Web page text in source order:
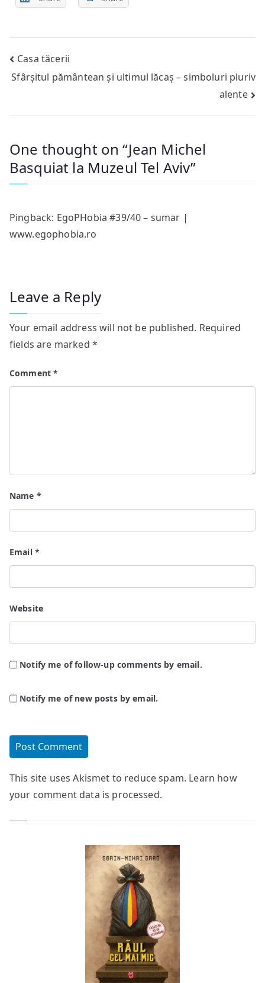
Post
navigation
Casa tăcerii
Sfârșitul pământean și ultimul lăcaș – simboluri pluriv
alente
One thought on “Jean Michel
Basquiat la Muzeul Tel Aviv”
Pingback: EgoPHobia #39/40 – sumar |
www.egophobia.ro
Leave a Reply
Your email address will not be published. Required
fields are marked *
Comment*
Name *
Email *
Website
Notify me of follow-up comments by email.
Notify me of new posts by email.
This site uses Akismet to reduce spam. Learn how
your comment data is processed.